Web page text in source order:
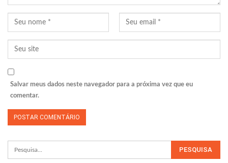
Salvar meus dados neste navegador para a próxima vez que eu
comentar.